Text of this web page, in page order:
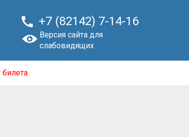
 +7 (82142) 7-14-16
Версия сайта для
слабовидящих
билета